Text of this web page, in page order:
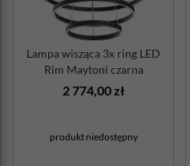
Lampa wisząca 3x ring LED
Rim Maytoni czarna
2 774,00 zł
produkt niedostępny